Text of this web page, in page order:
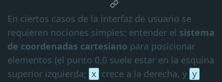
En ciertos casos de la interfaz de usuario se
requieren nociones simples: entender el sistema
de coordenadas cartesiano para posicionar
elementos (el punto 0,0 suele estar en la esquina
superior izquierda; x crece a la derecha, y y